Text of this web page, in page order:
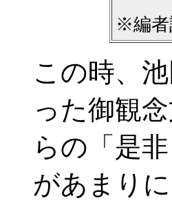
※編者
この時、
った御観
らの「是
があまり